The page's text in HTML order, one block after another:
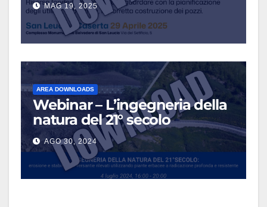
MAG 19, 2025
AREA DOWNLOADS
Webinar – L’ingegneria della
natura del 21° secolo
AGO 30, 2024